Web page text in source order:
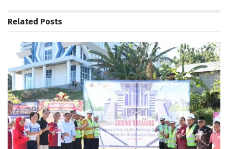
Related Posts